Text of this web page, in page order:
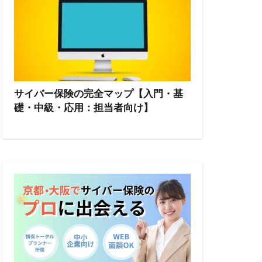
サイバー保険の完全マップ【入門・基
礎・中級・応用：担当者向け】